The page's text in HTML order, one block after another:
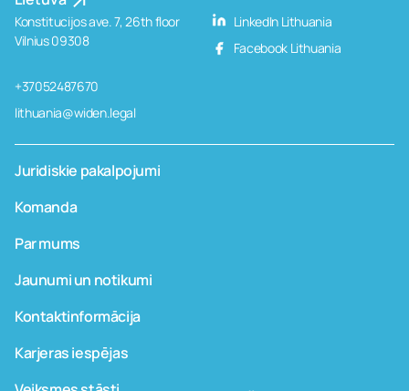
Konstitucijos ave. 7, 26th floor
Vilnius 09308
+37052487670
lithuania@widen.legal
LinkedIn Lithuania
Facebook Lithuania
Juridiskie pakalpojumi
Komanda
Par mums
Jaunumi un notikumi
Kontaktinformācija
Karjeras iespējas